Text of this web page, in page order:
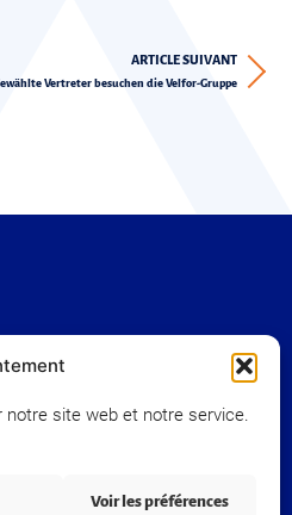
site web et notre service.
Voir les préférences
ARTICLE SUIVANT
Vertreter besuchen die Velfor-Gruppe